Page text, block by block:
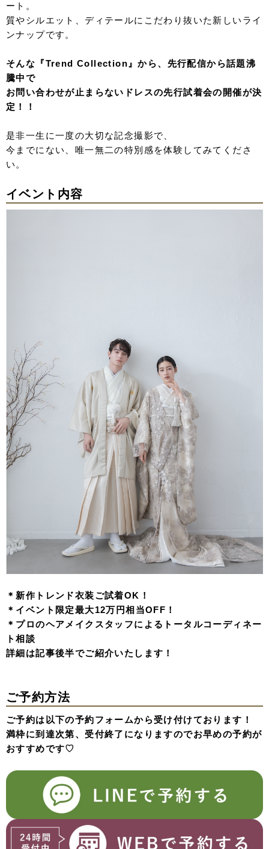
ート。
質やシルエット、ディテールにこだわり抜いた 新しいライ
ンナップです。
そんな『Trend Collection』から、先行配信から話題沸
騰中で
お問い合わせが止まらないドレスの先行試着会の開催が決
定！！
是非一生に一度の大切な記念撮影で、
今までにない、唯一無二の特別感を体験してみてくださ
い。
イベント内容
＊新作トレンド衣装ご試着OK！
＊イベント限定最大12万円相当OFF！
＊プロのヘアメイクスタッフによるトータルコーディネー
ト相談
詳細は記事後半でご紹介いたします！
ご予約方法
ご予約は以下の予約フォームから受け付けております！
満枠に到達次第、受付終了になりますのでお早めの予約が
おすすめです♡